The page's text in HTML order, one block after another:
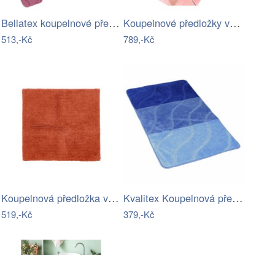
Bellatex koupelnové předložky SADA BANY…
513,-Kč
Koupelnové předložky v sadě 2 ks Optic4…
789,-Kč
Koupelnová předložka v cihlové barvě…
519,-Kč
Kvalitex Koupelnová předložka Vlny…
379,-Kč